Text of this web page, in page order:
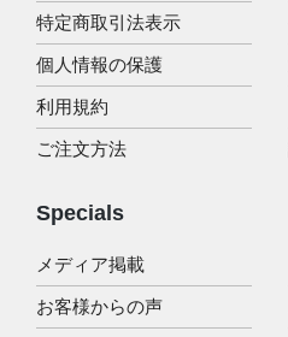
特定商取引法表示
個人情報の保護
利用規約
ご注文方法
Specials
メディア掲載
お客様からの声